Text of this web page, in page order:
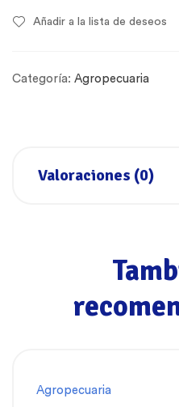
Añadir a la lista de deseos
Categoría: Agropecuaria
Valoraciones (0)
Agropecuaria